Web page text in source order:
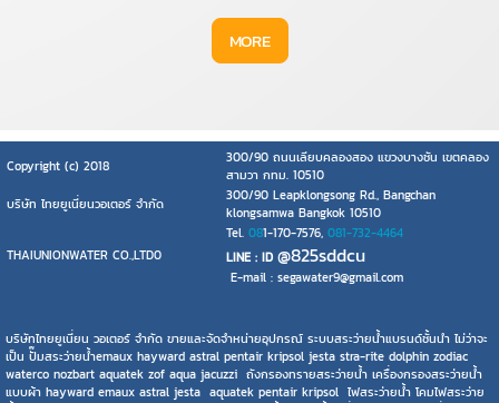
MORE
Copyright (c) 2018
300/90 ถนนเลียบคลองสอง แขวงบางชัน เขตคลอง
สามวา กทม. 10510
บริษัท ไทยยูเนี่ยนวอเตอร์ จำกัด
300/90 Leapklongsong Rd., Bangchan
klongsamwa Bangkok 10510
THAIUNIONWATER CO.,LTD0
Tel. 081-170-7576, 081-732-4464
LINE : ID @825sddcu
E-mail : segawater9@gmail.com
บริษัทไทยยูเนี่ยน วอเตอร์ จำกัด ขายและจัดจำหน่ายอุปกรณ์ ระบบสระว่ายน้ำแบรนด์ชั้นนำ ไม่ว่าจะ
เป็น ปั๊มสระว่ายน้ำemaux hayward astral pentair kripsol jesta stra-rite dolphin zodiac
waterco nozbart aquatek zof aqua jacuzzi ถังกรองทรายสระว่ายน้ำ เครื่องกรองสระว่ายน้ำ
แบบผ้า hayward emaux astral jesta aquatek pentair kripsol ไฟสระว่ายน้ำ โคมไฟสระว่าย